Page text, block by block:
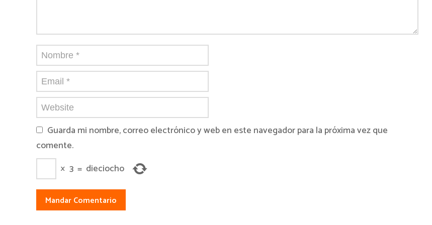
Guarda mi nombre, correo electrónico y web en este navegador para la próxima vez que
comente.
× 3 = dieciocho